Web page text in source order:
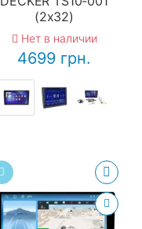
(2x32)
Нет в наличии
4699 грн.